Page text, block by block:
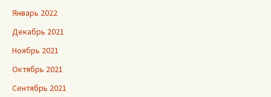
Январь 2022
Декабрь 2021
Ноябрь 2021
Октябрь 2021
Сентябрь 2021